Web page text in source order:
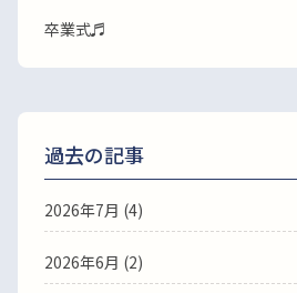
卒業式♬
過去の記事
2026年7月 (4)
2026年6月 (2)